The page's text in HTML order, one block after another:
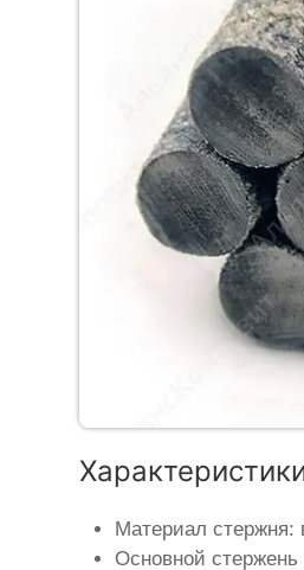
Материал стержня:
Основной стержень